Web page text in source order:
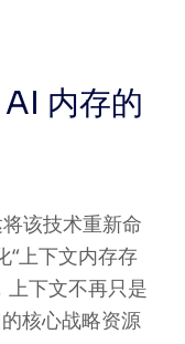
内存的
该技术重新命
“上下文内存存
上下文不再只是
核心战略资源